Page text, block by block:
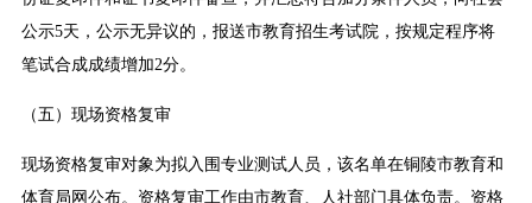
公示5天，公示无异议的，报送市教育招生考试院，按规定程序将
笔试合成成绩增加2分。
（五）现场资格复审
现场资格复审对象为拟入围专业测试人员，该名单在铜陵市教育和
体育局网公布。资格复审工作由市教育、人社部门具体负责。资格